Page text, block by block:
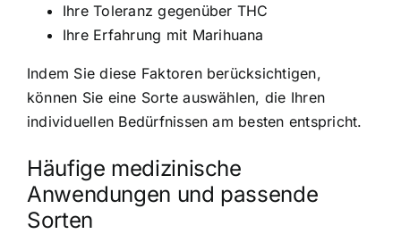
Ihre Toleranz gegenüber THC
Ihre Erfahrung mit Marihuana
Indem Sie diese Faktoren berücksichtigen,
können Sie eine Sorte auswählen, die Ihren
individuellen Bedürfnissen am besten entspricht.
Häufige medizinische
Anwendungen und passende
Sorten